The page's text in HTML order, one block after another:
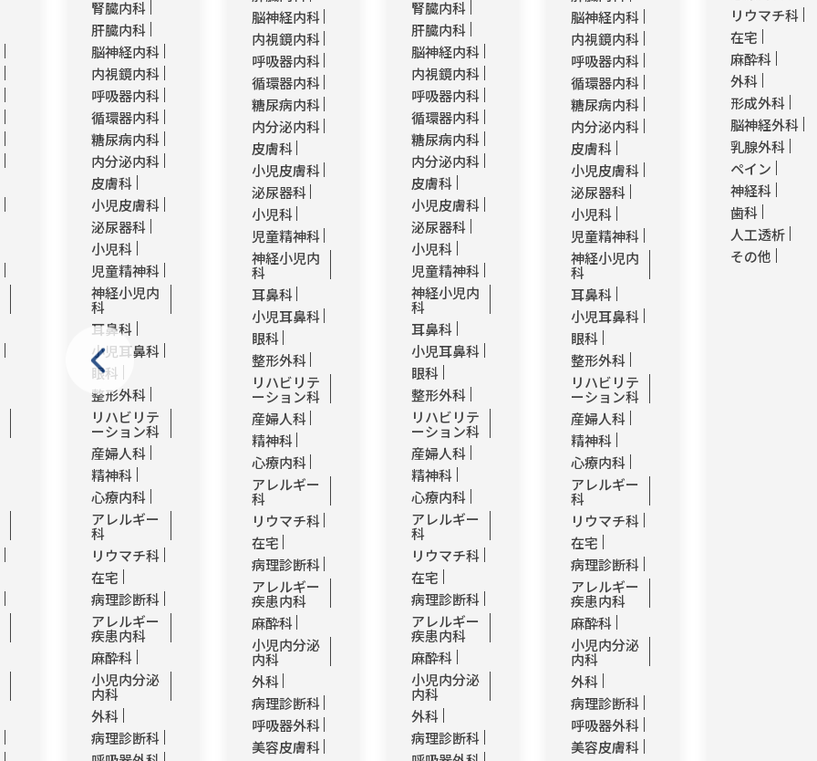
腎臓内科
肝臓内科
脳神経内科
内視鏡内科
呼吸器内科
循環器内科
糖尿病内科
内分泌内科
皮膚科
小児皮膚科
泌尿器科
小児科
児童精神科
神経小児内
科
耳鼻科
小児耳鼻科
眼科
整形外科
リハビリテ
ーション科
産婦人科
精神科
心療内科
アレルギー
科
リウマチ科
在宅
病理診断科
アレルギー
疾患内科
麻酔科
小児内分泌
内科
外科
病理診断科
脳神経内科
内視鏡内科
呼吸器内科
循環器内科
糖尿病内科
内分泌内科
皮膚科
小児皮膚科
泌尿器科
小児科
児童精神科
神経小児内
科
耳鼻科
小児耳鼻科
眼科
整形外科
リハビリテ
ーション科
産婦人科
精神科
心療内科
アレルギー
科
リウマチ科
在宅
病理診断科
アレルギー
疾患内科
麻酔科
小児内分泌
内科
外科
病理診断科
呼吸器外科
美容皮膚科
腎臓内科
肝臓内科
脳神経内科
内視鏡内科
呼吸器内科
循環器内科
糖尿病内科
内分泌内科
皮膚科
小児皮膚科
泌尿器科
小児科
児童精神科
神経小児内
科
耳鼻科
小児耳鼻科
眼科
整形外科
リハビリテ
ーション科
産婦人科
精神科
心療内科
アレルギー
科
リウマチ科
在宅
病理診断科
アレルギー
疾患内科
麻酔科
小児内分泌
内科
外科
病理診断科
脳神経内科
内視鏡内科
呼吸器内科
循環器内科
糖尿病内科
内分泌内科
皮膚科
小児皮膚科
泌尿器科
小児科
児童精神科
神経小児内
科
耳鼻科
小児耳鼻科
眼科
整形外科
リハビリテ
ーション科
産婦人科
精神科
心療内科
アレルギー
科
リウマチ科
在宅
病理診断科
アレルギー
疾患内科
麻酔科
小児内分泌
内科
外科
病理診断科
呼吸器外科
美容皮膚科
リウマチ科
在宅
麻酔科
外科
形成外科
脳神経外科
乳腺外科
ペイン
神経科
歯科
人工透析
その他